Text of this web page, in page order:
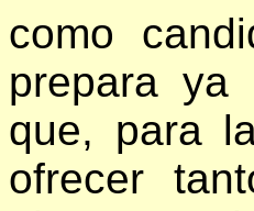
como
prepara ya
que, para
ofrecer